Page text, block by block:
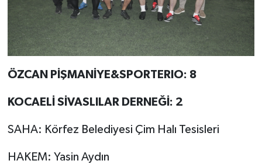
ÖZCAN PİŞMANİYE&SPORTERIO: 8
KOCAELİ SİVASLILAR DERNEĞİ: 2
SAHA: Körfez Belediyesi Çim Halı Tesisleri
HAKEM: Yasin Aydın